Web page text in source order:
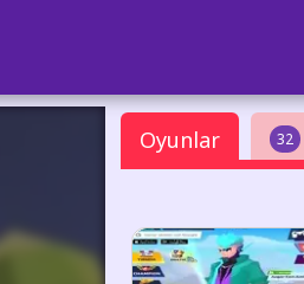
Oyunlar 32